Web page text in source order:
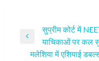
नेविगेशन
Previous
Post
सुप्रीम कोर्ट में
याचिकाओं पर कल
मलेशिया में एशियाई